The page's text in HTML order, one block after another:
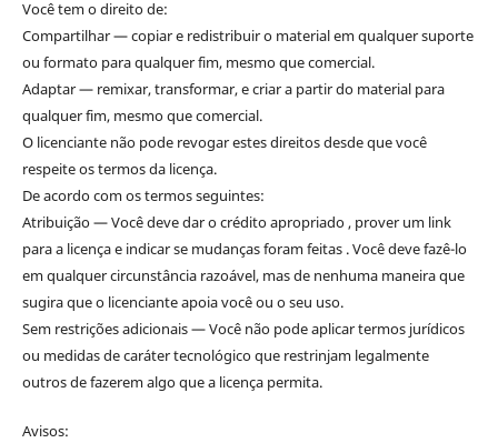
Você tem o direito de:
Compartilhar — copiar e redistribuir o material em qualquer suporte
ou formato para qualquer fim, mesmo que comercial.
Adaptar — remixar, transformar, e criar a partir do material para
qualquer fim, mesmo que comercial.
O licenciante não pode revogar estes direitos desde que você
respeite os termos da licença.
De acordo com os termos seguintes:
Atribuição — Você deve dar o crédito apropriado , prover um link
para a licença e indicar se mudanças foram feitas . Você deve fazê-lo
em qualquer circunstância razoável, mas de nenhuma maneira que
sugira que o licenciante apoia você ou o seu uso.
Sem restrições adicionais — Você não pode aplicar termos jurídicos
ou medidas de caráter tecnológico que restrinjam legalmente
outros de fazerem algo que a licença permita.
Avisos: